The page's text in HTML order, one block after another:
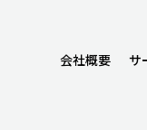
会社概要 サ